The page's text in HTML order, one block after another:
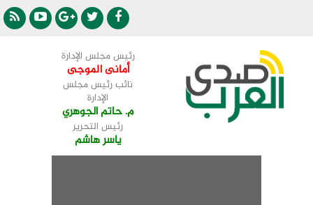
رئيس مجلس الإدارة
أمانى الموجى
نائب رئيس مجلس
الإدارة
م. حاتم الجوهري
رئيس التحرير
ياسر هاشم